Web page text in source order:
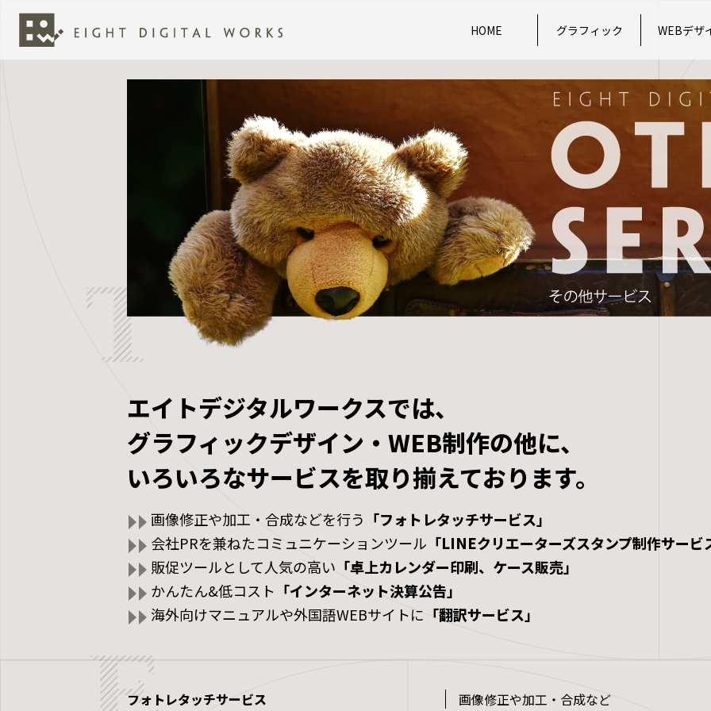
HOME グラフィック WEBデザ
エイトデジタルワークスでは、
グラフィックデザイン・WEB制作の他に、
いろいろなサービスを取り揃えております。
画像修正や加工・合成などを行う 「フォトレタッチサービス」
会社PRを兼ねたコミュニケーションツール 「LINEクリエーターズスタンプ制作サービ
販促ツールとして人気の高い 「卓上カレンダー印刷、ケース販売」
かんたん&低コスト 「インターネット決算公告」
海外向けマニュアルや外国語WEBサイトに 「翻訳サービス」
フォトレタッチサービス 画像修正や加工・合成など